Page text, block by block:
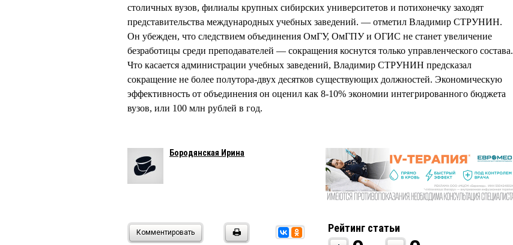
столичных вузов, филиалы крупных сибирских университетов и потихонечку заходят
представительства международных учебных заведений. — отметил Владимир СТРУНИН.
Он убежден, что следствием объединения ОмГУ, ОмГПУ и ОГИС не станет увеличение
безработицы среди преподавателей — сокращения коснутся только управленческого состава.
Что касается администрации учебных заведений, Владимир СТРУНИН предсказал
сокращение не более полутора-двух десятков существующих должностей. Экономическую
эффективность от объединения он оценил как 8-10% экономии интегрированного бюджета
вузов, или 100 млн рублей в год.
Бородянская Ирина
Комментировать Рейтинг статьи